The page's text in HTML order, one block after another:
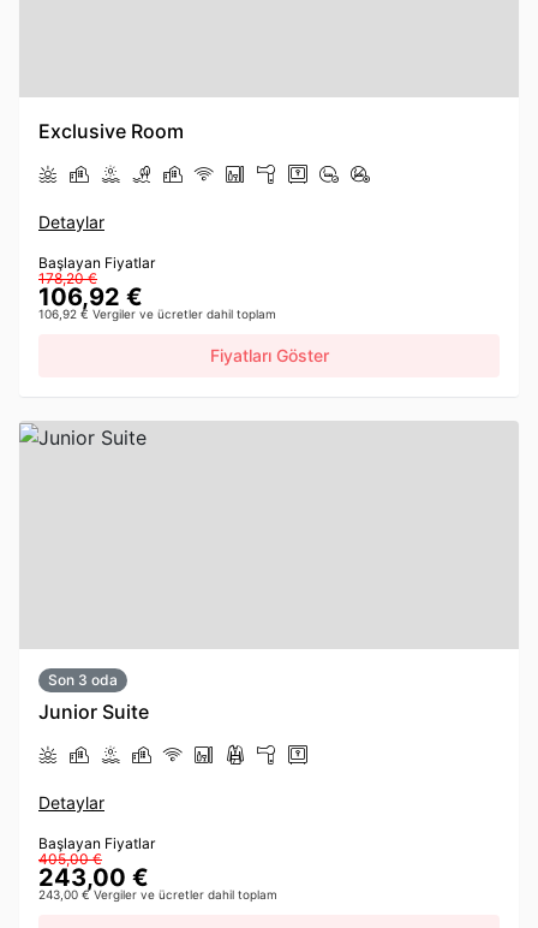
Exclusive Room
Detaylar
Başlayan Fiyatlar
178,20 €
106,92 €
106,92 € Vergiler ve ücretler dahil toplam
Fiyatları Göster
Son 3 oda
Junior Suite
Detaylar
Başlayan Fiyatlar
405,00 €
243,00 €
243,00 € Vergiler ve ücretler dahil toplam